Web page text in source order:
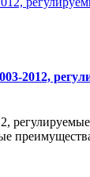
2012,